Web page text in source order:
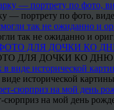
— портрету по фото,
так не ожиданно и
ДЛЯ ДОЧКИ КО
исторической
сюрприз на мой день